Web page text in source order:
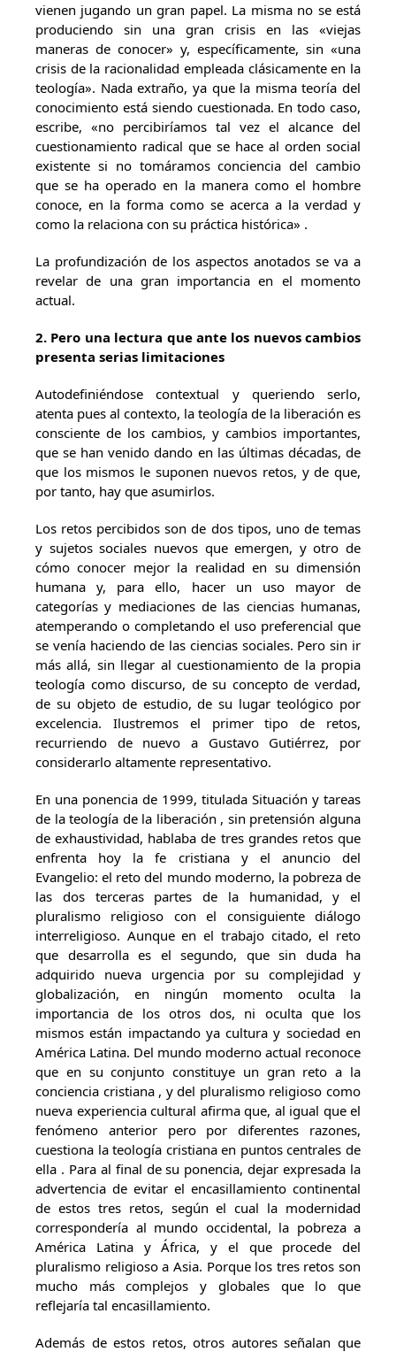
vienen jugando un gran papel. La misma no se está
produciendo sin una gran crisis en las «viejas
maneras de conocer» y, específicamente, sin «una
crisis de la racionalidad empleada clásicamente en la
teología». Nada extraño, ya que la misma teoría del
conocimiento está siendo cuestionada. En todo caso,
escribe, «no percibiríamos tal vez el alcance del
cuestionamiento radical que se hace al orden social
existente si no tomáramos conciencia del cambio
que se ha operado en la manera como el hombre
conoce, en la forma como se acerca a la verdad y
como la relaciona con su práctica histórica» .
La profundización de los aspectos anotados se va a
revelar de una gran importancia en el momento
actual.
2. Pero una lectura que ante los nuevos cambios
presenta serias limitaciones
Autodefiniéndose contextual y queriendo serlo,
atenta pues al contexto, la teología de la liberación es
consciente de los cambios, y cambios importantes,
que se han venido dando en las últimas décadas, de
que los mismos le suponen nuevos retos, y de que,
por tanto, hay que asumirlos.
Los retos percibidos son de dos tipos, uno de temas
y sujetos sociales nuevos que emergen, y otro de
cómo conocer mejor la realidad en su dimensión
humana y, para ello, hacer un uso mayor de
categorías y mediaciones de las ciencias humanas,
atemperando o completando el uso preferencial que
se venía haciendo de las ciencias sociales. Pero sin ir
más allá, sin llegar al cuestionamiento de la propia
teología como discurso, de su concepto de verdad,
de su objeto de estudio, de su lugar teológico por
excelencia. Ilustremos el primer tipo de retos,
recurriendo de nuevo a Gustavo Gutiérrez, por
considerarlo altamente representativo.
En una ponencia de 1999, titulada Situación y tareas
de la teología de la liberación , sin pretensión alguna
de exhaustividad, hablaba de tres grandes retos que
enfrenta hoy la fe cristiana y el anuncio del
Evangelio: el reto del mundo moderno, la pobreza de
las dos terceras partes de la humanidad, y el
pluralismo religioso con el consiguiente diálogo
interreligioso. Aunque en el trabajo citado, el reto
que desarrolla es el segundo, que sin duda ha
adquirido nueva urgencia por su complejidad y
globalización, en ningún momento oculta la
importancia de los otros dos, ni oculta que los
mismos están impactando ya cultura y sociedad en
América Latina. Del mundo moderno actual reconoce
que en su conjunto constituye un gran reto a la
conciencia cristiana , y del pluralismo religioso como
nueva experiencia cultural afirma que, al igual que el
fenómeno anterior pero por diferentes razones,
cuestiona la teología cristiana en puntos centrales de
ella . Para al final de su ponencia, dejar expresada la
advertencia de evitar el encasillamiento continental
de estos tres retos, según el cual la modernidad
correspondería al mundo occidental, la pobreza a
América Latina y África, y el que procede del
pluralismo religioso a Asia. Porque los tres retos son
mucho más complejos y globales que lo que
reflejaría tal encasillamiento.
Además de estos retos, otros autores señalan que